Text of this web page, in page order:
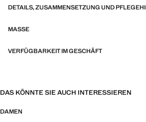
DETAILS, ZUSAMMENSETZUNG UND
MASSE
VERFÜGBARKEIT IM GESCHÄFT
DAS KÖNNTE SIE AUCH INTERESSIEREN
DAMEN